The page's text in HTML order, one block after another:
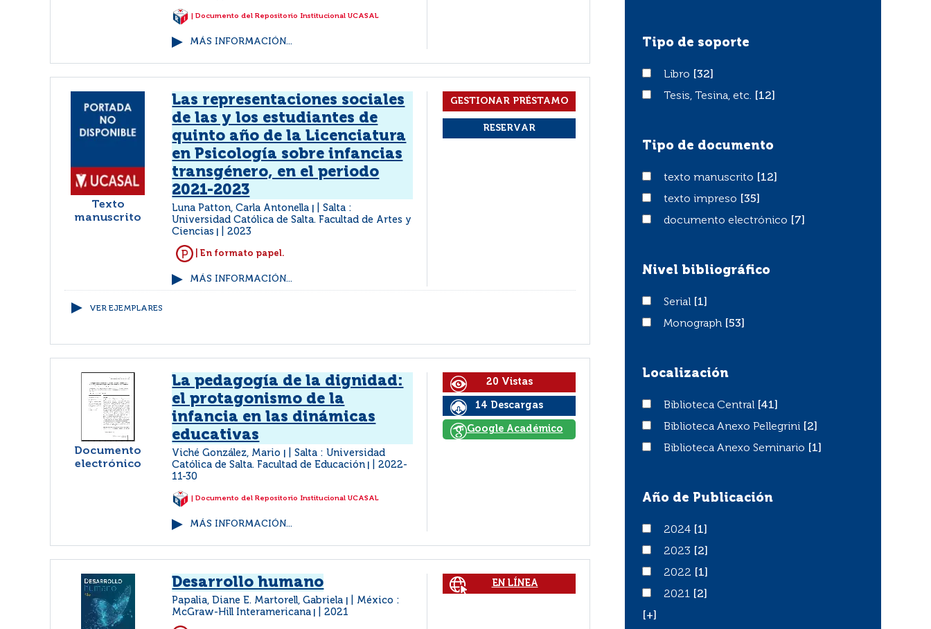
| Documento del Repositorio Institucional UCASAL
MÁS INFORMACIÓN...
Texto
manuscrito
Las representaciones sociales
de las y los estudiantes de
quinto año de la Licenciatura
en Psicología sobre infancias
transgénero, en el periodo
2021-2023
Luna Patton, Carla Antonella
Salta :
Universidad Católica de Salta. Facultad de Artes y
Ciencias
2023
| En formato papel.
MÁS INFORMACIÓN...
VER EJEMPLARES
Documento
electrónico
La pedagogía de la dignidad:
el protagonismo de la
infancia en las dinámicas
educativas
Viché González, Mario
Salta : Universidad
Católica de Salta. Facultad de Educación
2022-
11-30
| Documento del Repositorio Institucional UCASAL
MÁS INFORMACIÓN...
20 Vistas
14 Descargas
Google Académico
Desarrollo humano
Papalia, Diane E. Martorell, Gabriela
México :
McGraw-Hill Interamericana
2021
EN LÍNEA
Tipo de soporte
LibroLibro
[32]
Tesis, Tesina, etc.
Tesis, Tesina, etc. [12]
Tipo de documento
texto manuscrito
texto manuscrito
[12]
texto impreso
texto impreso
[35]
documento electrónico
documento electrónico [7]
Nivel bibliográfico
SerialSerial
[1]
Monograph
Monograph [53]
Localización
Biblioteca Central
Biblioteca Central
[41]
Biblioteca Anexo Pellegrini
Biblioteca Anexo Pellegrini
[2]
Biblioteca Anexo Seminario
Biblioteca Anexo Seminario [1]
Año de Publicación
20242024
[1]
20232023
[2]
20222022
[1]
20212021
[2]
[+]